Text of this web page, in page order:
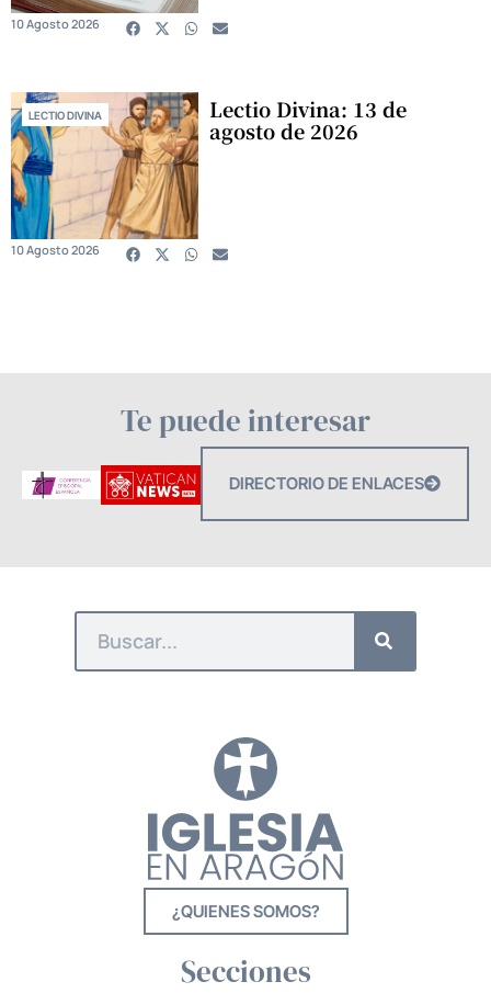
10 Agosto 2026
LECTIO DIVINA Lectio Divina: 13 de
agosto de 2026
10 Agosto 2026
Te puede interesar
DIRECTORIO DE ENLACES
¿QUIENES SOMOS?
Secciones